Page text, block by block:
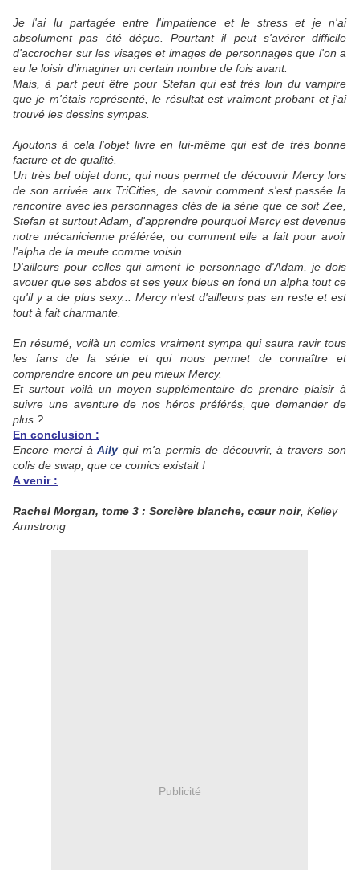
Je l'ai lu partagée entre l'impatience et le stress et je n'ai
absolument pas été déçue. Pourtant il peut s'avérer difficile
d'accrocher sur les visages et images de personnages que l'on a
eu le loisir d'imaginer un certain nombre de fois avant.
Mais, à part peut être pour Stefan qui est très loin du vampire
que je m'étais représenté, le résultat est vraiment probant et j'ai
trouvé les dessins sympas.
Ajoutons à cela l'objet livre en lui-même qui est de très bonne
facture et de qualité.
Un très bel objet donc, qui nous permet de découvrir Mercy lors
de son arrivée aux TriCities, de savoir comment s'est passée la
rencontre avec les personnages clés de la série que ce soit Zee,
Stefan et surtout Adam, d'apprendre pourquoi Mercy est devenue
notre mécanicienne préférée, ou comment elle a fait pour avoir
l'alpha de la meute comme voisin.
D'ailleurs pour celles qui aiment le personnage d'Adam, je dois
avouer que ses abdos et ses yeux bleus en fond un alpha tout ce
qu'il y a de plus sexy... Mercy n'est d'ailleurs pas en reste et est
tout à fait charmante.
En résumé, voilà un comics vraiment sympa qui saura ravir tous
les fans de la série et qui nous permet de connaître et
comprendre encore un peu mieux Mercy.
Et surtout voilà un moyen supplémentaire de prendre plaisir à
suivre une aventure de nos héros préférés, que demander de
plus ?
En conclusion :
Encore merci àAily qui m'a permis de découvrir, à travers son
colis de swap, que ce comics existait !
A venir :
Rachel Morgan, tome 3 : Sorcière blanche, cœur noir, Kelley
Armstrong
Publicité